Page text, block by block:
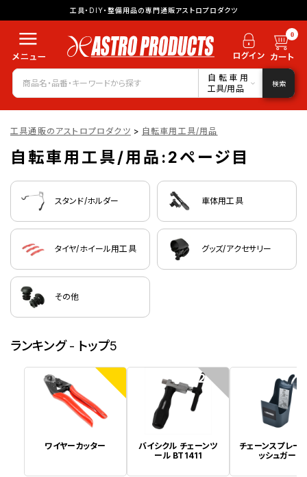
工具・DIY・整備用品の専門通販アストロプロダクツ
0
自転車用
工具/用品
検索
工具通販のアストロプロダクツ > 自転車用工具/用品
自転車用工具/用品:2ページ目
スタンド/ホルダー 車体用工具
タイヤ/ホイール用工具 グッズ/アクセサリー
その他
ランキング - トップ5
1
ワイヤーカッター
2
バイシクル チェーンツ
ール BT1411
チェーンスプレー
ッシュガード